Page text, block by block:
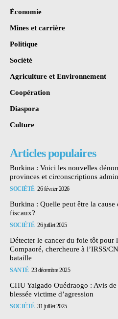
Économie
Mines et carrière
Politique
Société
Agriculture et Environnement
Coopération
Diaspora
Culture
Articles populaires
Burkina : Voici les nouvelles
provinces et circonscriptions
SOCIÉTÉ 26 février 2026
Burkina : Quelle peut être la
fiscaux?
SOCIÉTÉ 26 juillet 2025
Détecter le cancer du foie tôt pour
Compaoré, chercheure à l’IRSS/
bataille
SANTÉ 23 décembre 2025
CHU Yalgado Ouédraogo : Avis de
blessée victime d’agression
SOCIÉTÉ 31 juillet 2025